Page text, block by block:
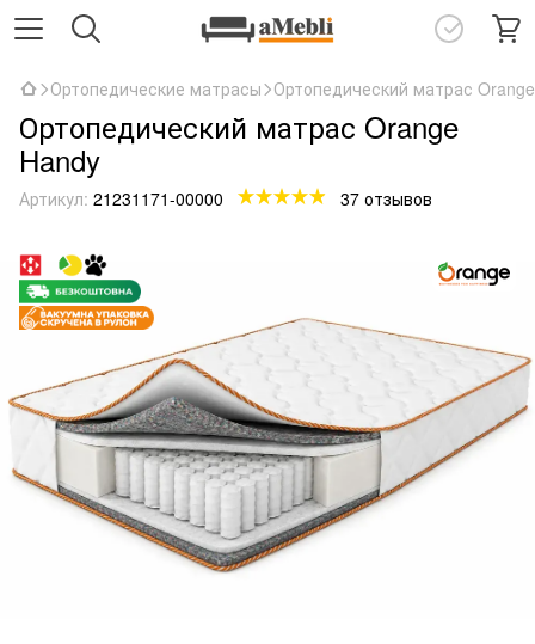
Ортопедические матрасы Ортопедический матрас
Ортопедический матрас Orange
Handy
Артикул: 21231171-00000 37 отзывов